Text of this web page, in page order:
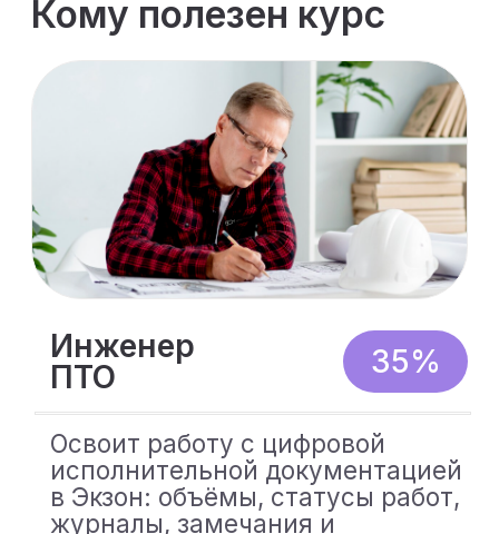
Освоит управление
строительными процессами в
Экзон: контроль сроков, план-факт,
риски, отчётность и
взаимодействие с подрядчиками
40%
Технический
заказчик
25%